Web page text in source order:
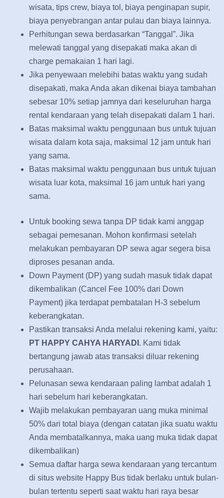
wisata, tips crew, biaya tol, biaya penginapan supir,
biaya penyebrangan antar pulau dan biaya lainnya.
Perhitungan sewa berdasarkan “Tanggal”. Jika
melewati tanggal yang disepakati maka akan di
charge pemakaian 1 hari lagi.
Jika penyewaan melebihi batas waktu yang sudah
disepakati, maka Anda akan dikenai biaya tambahan
sebesar 10% setiap jamnya dari keseluruhan harga
rental kendaraan yang telah disepakati dalam 1 hari.
Batas maksimal waktu penggunaan bus untuk tujuan
wisata dalam kota saja, maksimal 12 jam untuk hari
yang sama.
Batas maksimal waktu penggunaan bus untuk tujuan
wisata luar kota, maksimal 16 jam untuk hari yang
sama.
Untuk booking sewa tanpa DP tidak kami anggap
sebagai pemesanan. Mohon konfirmasi setelah
melakukan pembayaran DP sewa agar segera bisa
diproses pesanan anda.
Down Payment (DP) yang sudah masuk tidak dapat
dikembalikan (Cancel Fee 100% dari Down
Payment) jika terdapat pembatalan H-3 sebelum
keberangkatan.
Pastikan transaksi Anda melalui rekening kami, yaitu:
PT HAPPY CAHYA HARYADI . Kami tidak
bertangung jawab atas transaksi diluar rekening
perusahaan.
Pelunasan sewa kendaraan paling lambat adalah 1
hari sebelum hari keberangkatan.
Wajib melakukan pembayaran uang muka minimal
50% dari total biaya (dengan catatan jika suatu waktu
Anda membatalkannya, maka uang muka tidak dapat
dikembalikan)
Semua daftar harga sewa kendaraan yang tercantum
di situs website Happy Bus tidak berlaku untuk bulan-
bulan tertentu seperti saat waktu hari raya besar